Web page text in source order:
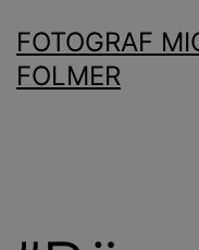
till
innehåll
FOTOGRAF
FOLMER